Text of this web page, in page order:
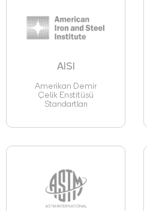
AISI
Amerikan Demir
Çelik Enstitüsü
Standartları